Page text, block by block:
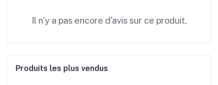
Il n'y a pas encore d'avis sur ce produit.
Produits les plus vendus